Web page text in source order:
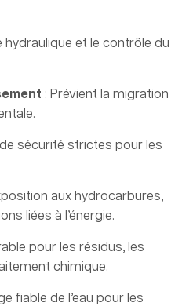
hydraulique et le contrôle du
: Prévient la migration
sécurité strictes pour les
aux hydrocarbures,
liées à l’énergie.
pour les résidus, les
chimique.
fiable de l’eau pour les